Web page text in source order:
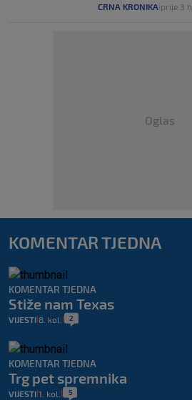
CRNA KRONIKA prije 3 h
Oglas
KOMENTAR TJEDNA
KOMENTAR TJEDNA
Stiže nam Texas
VIJESTI 8. kol. 2
KOMENTAR TJEDNA
Trg pet spremnika
VIJESTI 1. kol. 5